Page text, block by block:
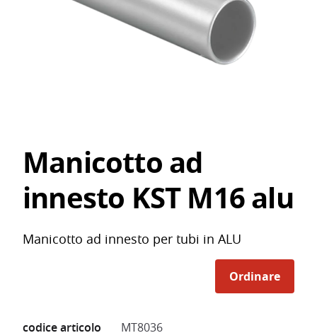
Manicotto ad
innesto KST M16 alu
Manicotto ad innesto per tubi in ALU
Ordinare
codice articolo
MT8036